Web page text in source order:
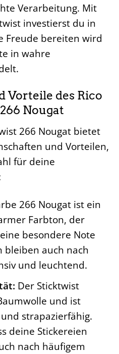
Verarbeitung. Mit
investierst du in
Freude bereiten wird
in wahre
Vorteile des Rico
Nougat
266 Nougat bietet
und Vorteilen,
für deine
266 Nougat ist ein
Farbton, der
besondere Note
bleiben auch nach
und leuchtend.
Der Sticktwist
und ist
strapazierfähig.
deine Stickereien
nach häufigem